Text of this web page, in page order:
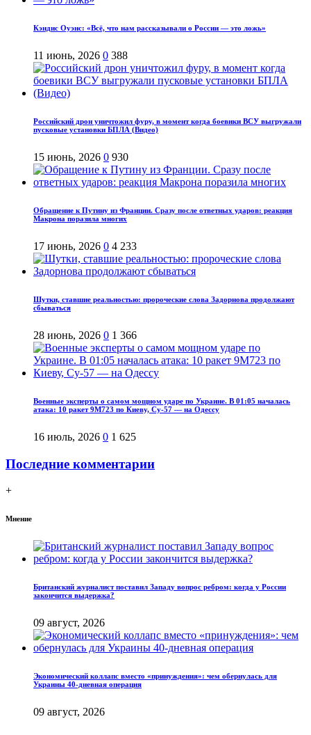
Кэндис Оуэнс: «Всё, что нам рассказывали о России — это ложь»
11 июнь, 2026 0 388
Российский дрон уничтожил фуру, в момент когда боевики ВСУ выгружали
пусковые установки БПЛА (Видео)
15 июнь, 2026 0 930
Обращение к Путину из Франции. Сразу после ответных ударов: реакция
Макрона поразила многих
17 июнь, 2026 0 4 233
Шутки, ставшие реальностью: пророческие слова Задорнова продолжают
сбываться
28 июнь, 2026 0 1 366
Военные эксперты о самом мощном ударе по Украине. В 01:05 началась
атака: 10 ракет 9М723 по Киеву, Су-57 — на Одессу
16 июль, 2026 0 1 625
Последние комментарии
+
Мнение
Британский журналист поставил Западу вопрос ребром: когда у России
закончится выдержка?
09 август, 2026
Экономический коллапс вместо «принуждения»: чем обернулась для
Украины 40-дневная операция
09 август, 2026